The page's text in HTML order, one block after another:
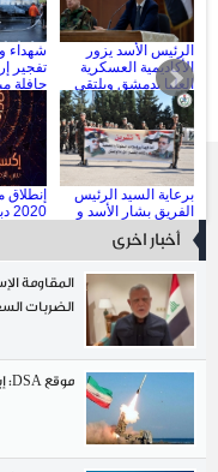
يزور
العسكرية
ويلتقي
(قيادة
شهداء وجرحى في
تفجير إرهابي
حافلة مبيت عسكرية
عند جسر الرئيس
بدمشق
الرئيس
الأسد و
حرب
جديدة من
الحربية
إنطلاق معرض إكسبو
2020 دبي والذي
المقاومة الإسلامية في
الضربات السعودية
موقع DSA: إيران طوّرت قدرات صواريخها بشكل كبير